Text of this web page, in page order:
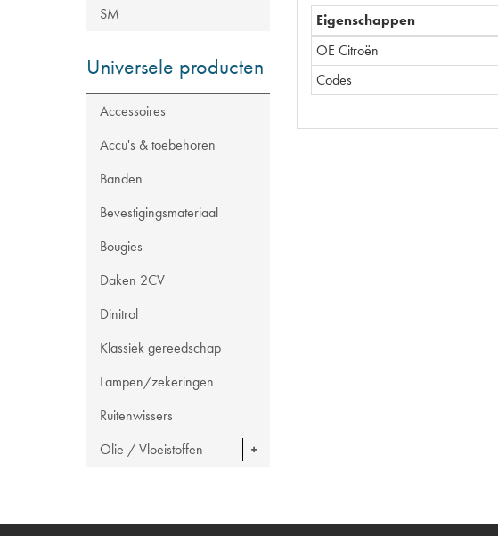
SM
Universele producten
Accessoires
Accu's & toebehoren
Banden
Bevestigingsmateriaal
Bougies
Daken 2CV
Dinitrol
Klassiek gereedschap
Lampen/zekeringen
Ruitenwissers
Olie / Vloeistoffen
Eigenschappen
OE Citroën
Codes